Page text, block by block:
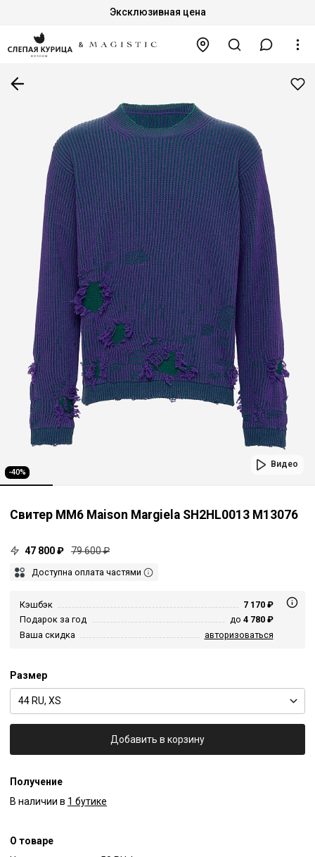
Эксклюзивная цена
-40%
Видео
Свитер MM6 Maison Margiela SH2HL0013 M13076
47 800 ₽ 79 600 ₽
Доступна оплата частями
Кэшбэк
7 170 ₽
Подарок за год
до 4 780 ₽
Ваша скидка
авторизоваться
Размер
44 RU, XS
Добавить в корзину
Получение
В наличии в 1 бутике
О товаре